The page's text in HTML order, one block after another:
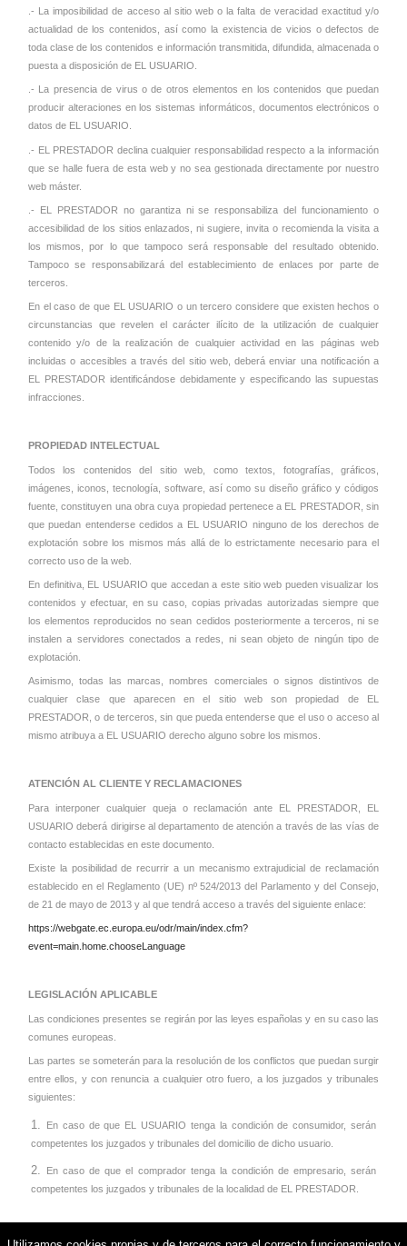
.- La imposibilidad de acceso al sitio web o la falta de veracidad exactitud y/o
actualidad de los contenidos, así como la existencia de vicios o defectos de
toda clase de los contenidos e información transmitida, difundida, almacenada o
puesta a disposición de EL USUARIO.
.- La presencia de virus o de otros elementos en los contenidos que puedan
producir alteraciones en los sistemas informáticos, documentos electrónicos o
datos de EL USUARIO.
.- EL PRESTADOR declina cualquier responsabilidad respecto a la información
que se halle fuera de esta web y no sea gestionada directamente por nuestro
web máster.
.- EL PRESTADOR no garantiza ni se responsabiliza del funcionamiento o
accesibilidad de los sitios enlazados, ni sugiere, invita o recomienda la visita a
los mismos, por lo que tampoco será responsable del resultado obtenido.
Tampoco se responsabilizará del establecimiento de enlaces por parte de
terceros.
En el caso de que EL USUARIO o un tercero considere que existen hechos o
circunstancias que revelen el carácter ilícito de la utilización de cualquier
contenido y/o de la realización de cualquier actividad en las páginas web
incluidas o accesibles a través del sitio web, deberá enviar una notificación a
EL PRESTADOR identificándose debidamente y especificando las supuestas
infracciones.
PROPIEDAD INTELECTUAL
Todos los contenidos del sitio web, como textos, fotografías, gráficos,
imágenes, iconos, tecnología, software, así como su diseño gráfico y códigos
fuente, constituyen una obra cuya propiedad pertenece a EL PRESTADOR, sin
que puedan entenderse cedidos a EL USUARIO ninguno de los derechos de
explotación sobre los mismos más allá de lo estrictamente necesario para el
correcto uso de la web.
En definitiva, EL USUARIO que accedan a este sitio web pueden visualizar los
contenidos y efectuar, en su caso, copias privadas autorizadas siempre que
los elementos reproducidos no sean cedidos posteriormente a terceros, ni se
instalen a servidores conectados a redes, ni sean objeto de ningún tipo de
explotación.
Asimismo, todas las marcas, nombres comerciales o signos distintivos de
cualquier clase que aparecen en el sitio web son propiedad de EL
PRESTADOR, o de terceros, sin que pueda entenderse que el uso o acceso al
mismo atribuya a EL USUARIO derecho alguno sobre los mismos.
ATENCIÓN AL CLIENTE Y RECLAMACIONES
Para interponer cualquier queja o reclamación ante EL PRESTADOR, EL
USUARIO deberá dirigirse al departamento de atención a través de las vías de
contacto establecidas en este documento.
Existe la posibilidad de recurrir a un mecanismo extrajudicial de reclamación
establecido en el Reglamento (UE) nº 524/2013 del Parlamento y del Consejo,
de 21 de mayo de 2013 y al que tendrá acceso a través del siguiente enlace:
https://webgate.ec.europa.eu/odr/main/index.cfm?
event=main.home.chooseLanguage
LEGISLACIÓN APLICABLE
Las condiciones presentes se regirán por las leyes españolas y en su caso las
comunes europeas.
Las partes se someterán para la resolución de los conflictos que puedan surgir
entre ellos, y con renuncia a cualquier otro fuero, a los juzgados y tribunales
siguientes:
En caso de que EL USUARIO tenga la condición de consumidor, serán
competentes los juzgados y tribunales del domicilio de dicho usuario.
En caso de que el comprador tenga la condición de empresario, serán
competentes los juzgados y tribunales de la localidad de EL PRESTADOR.